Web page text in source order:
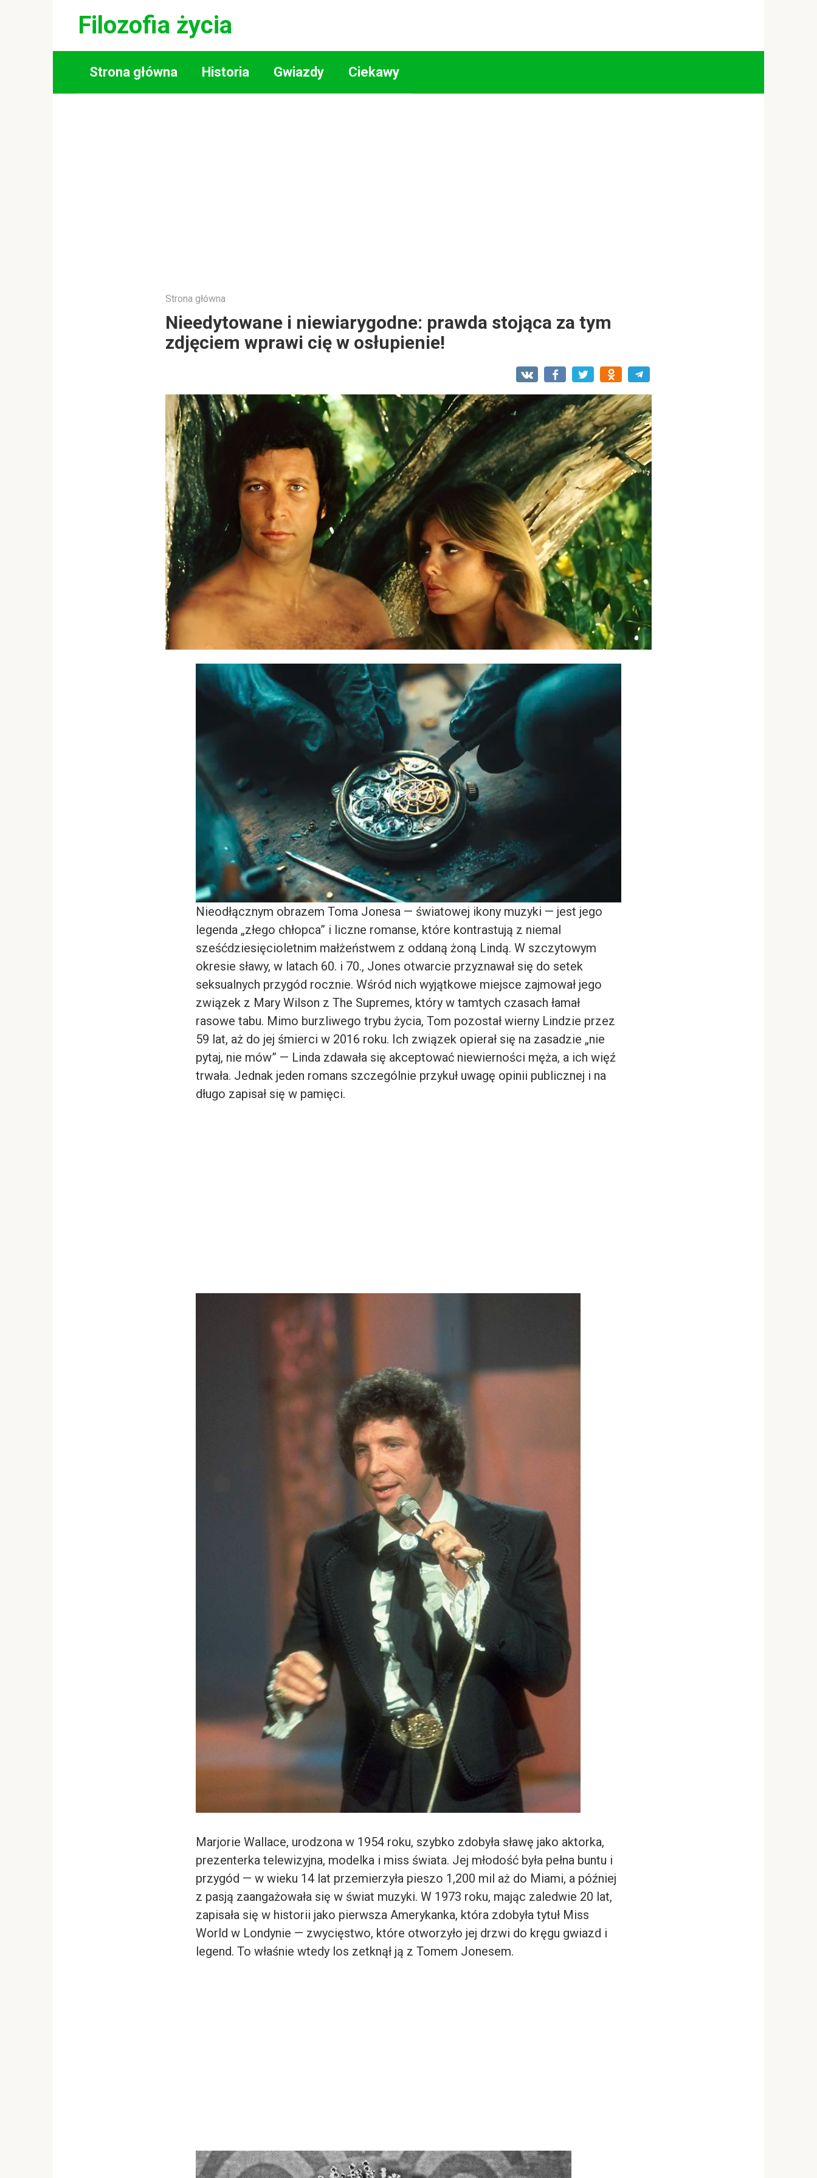
Filozofia życia
Strona główna Historia Gwiazdy Ciekawy
Strona główna
Nieedytowane i niewiarygodne: prawda stojąca za tym
zdjęciem wprawi cię w osłupienie!
Nieodłącznym obrazem Toma Jonesa — światowej ikony muzyki — jest jego
legenda „złego chłopca” i liczne romanse, które kontrastują z niemal
sześćdziesięcioletnim małżeństwem z oddaną żoną Lindą. W szczytowym
okresie sławy, w latach 60. i 70., Jones otwarcie przyznawał się do setek
seksualnych przygód rocznie. Wśród nich wyjątkowe miejsce zajmował jego
związek z Mary Wilson z The Supremes, który w tamtych czasach łamał
rasowe tabu. Mimo burzliwego trybu życia, Tom pozostał wierny Lindzie przez
59 lat, aż do jej śmierci w 2016 roku. Ich związek opierał się na zasadzie „nie
pytaj, nie mów” — Linda zdawała się akceptować niewierności męża, a ich więź
trwała. Jednak jeden romans szczególnie przykuł uwagę opinii publicznej i na
długo zapisał się w pamięci.
Marjorie Wallace, urodzona w 1954 roku, szybko zdobyła sławę jako aktorka,
prezenterka telewizyjna, modelka i miss świata. Jej młodość była pełna buntu i
przygód — w wieku 14 lat przemierzyła pieszo 1,200 mil aż do Miami, a później
z pasją zaangażowała się w świat muzyki. W 1973 roku, mając zaledwie 20 lat,
zapisała się w historii jako pierwsza Amerykanka, która zdobyła tytuł Miss
World w Londynie — zwycięstwo, które otworzyło jej drzwi do kręgu gwiazd i
legend. To właśnie wtedy los zetknął ją z Tomem Jonesem.